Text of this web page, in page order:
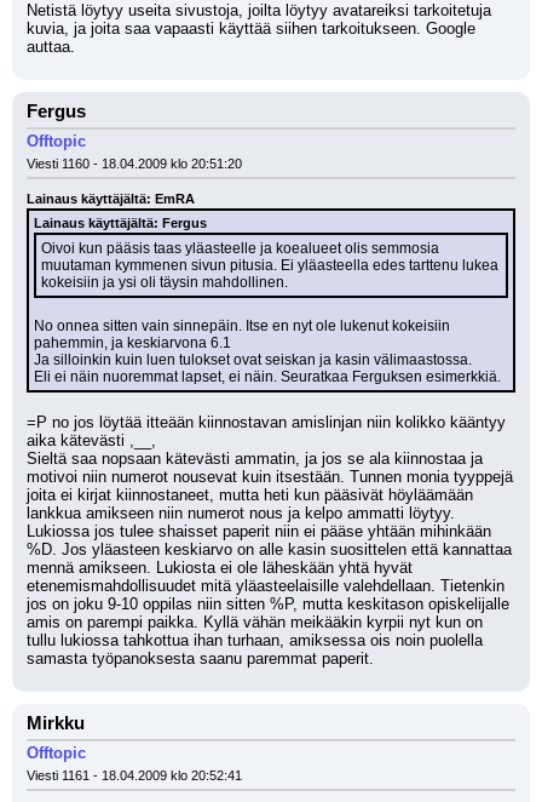
Netistä löytyy useita sivustoja, joilta löytyy avatareiksi tarkoitetuja
kuvia, ja joita saa vapaasti käyttää siihen tarkoitukseen. Google
auttaa.
Fergus
Offtopic
Viesti 1160 - 18.04.2009 klo 20:51:20
Lainaus käyttäjältä: EmRA
Lainaus käyttäjältä: Fergus
Oivoi kun pääsis taas yläasteelle ja koealueet olis semmosia
muutaman kymmenen sivun pitusia. Ei yläasteella edes tarttenu lukea
kokeisiin ja ysi oli täysin mahdollinen.
No onnea sitten vain sinnepäin. Itse en nyt ole lukenut kokeisiin
pahemmin, ja keskiarvona 6.1
Ja silloinkin kuin luen tulokset ovat seiskan ja kasin välimaastossa.
Eli ei näin nuoremmat lapset, ei näin. Seuratkaa Ferguksen esimerkkiä.
=P no jos löytää itteään kiinnostavan amislinjan niin kolikko kääntyy
aika kätevästi ,__,
Sieltä saa nopsaan kätevästi ammatin, ja jos se ala kiinnostaa ja
motivoi niin numerot nousevat kuin itsestään. Tunnen monia tyyppejä
joita ei kirjat kiinnostaneet, mutta heti kun pääsivät höyläämään
lankkua amikseen niin numerot nous ja kelpo ammatti löytyy.
Lukiossa jos tulee shaisset paperit niin ei pääse yhtään mihinkään
%D. Jos yläasteen keskiarvo on alle kasin suosittelen että kannattaa
mennä amikseen. Lukiosta ei ole läheskään yhtä hyvät
etenemismahdollisuudet mitä yläasteelaisille valehdellaan. Tietenkin
jos on joku 9-10 oppilas niin sitten %P, mutta keskitason opiskelijalle
amis on parempi paikka. Kyllä vähän meikääkin kyrpii nyt kun on
tullu lukiossa tahkottua ihan turhaan, amiksessa ois noin puolella
samasta työpanoksesta saanu paremmat paperit.
Mirkku
Offtopic
Viesti 1161 - 18.04.2009 klo 20:52:41